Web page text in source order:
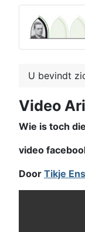
U bevindt
Video
Wie is toch
video
Door Tikje